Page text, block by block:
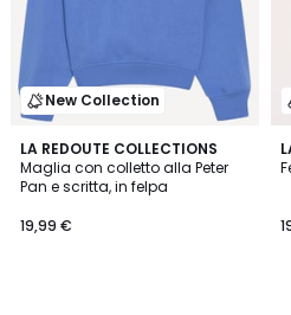
New Collection
LA REDOUTE COLLECTIONS
Maglia con colletto alla Peter
Pan e scritta, in felpa
19,99 €